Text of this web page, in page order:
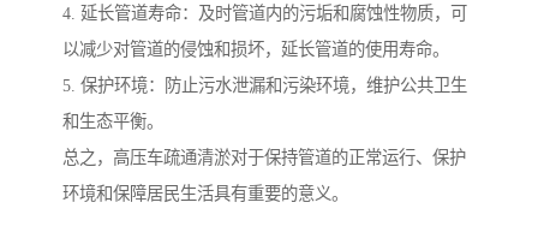
4. 延长管道寿命：及时管道内的污垢和腐蚀性物质，可
以减少对管道的侵蚀和损坏，延长管道的使用寿命。
5. 保护环境：防止污水泄漏和污染环境，维护公共卫生
和生态平衡。
总之，高压车疏通清淤对于保持管道的正常运行、保护
环境和保障居民生活具有重要的意义。